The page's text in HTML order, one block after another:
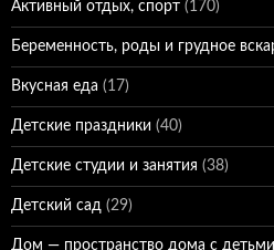
Активный отдых, спорт (170)
Беременность, роды и грудное
Вкусная еда (17)
Детские праздники (40)
Детские студии и занятия (38)
Детский сад (29)
Дом — пространство дома с детьми